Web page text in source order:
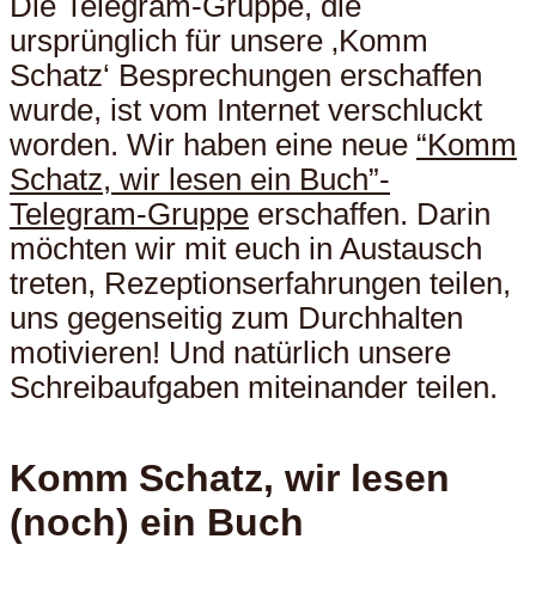
ursprünglich für unsere ‚Komm
Schatz‘ Besprechungen erschaffen
wurde, ist vom Internet verschluckt
worden. Wir haben eine neue “Komm
Schatz, wir lesen ein Buch”-
Telegram-Gruppe erschaffen. Darin
möchten wir mit euch in Austausch
treten, Rezeptionserfahrungen teilen,
uns gegenseitig zum Durchhalten
motivieren! Und natürlich unsere
Schreibaufgaben miteinander teilen.
Komm Schatz, wir lesen
(noch) ein Buch